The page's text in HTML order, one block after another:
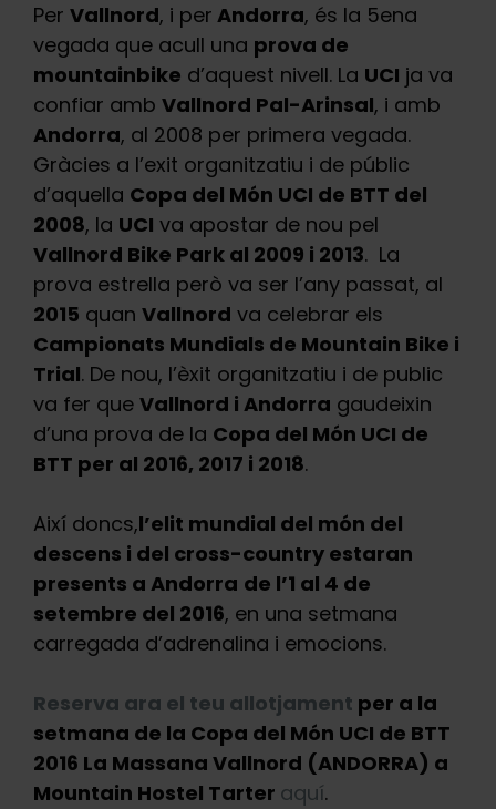
Per Vallnord, i per Andorra, és la 5ena
vegada que acull una prova de
mountainbike d’aquest nivell. La UCI ja va
confiar amb Vallnord Pal-Arinsal, i amb
Andorra, al 2008 per primera vegada.
Gràcies a l’exit organitzatiu i de públic
d’aquella Copa del Món UCI de BTT del
2008, la UCI va apostar de nou pel
Vallnord Bike Park al 2009 i 2013. La
prova estrella però va ser l’any passat, al
2015 quan Vallnord va celebrar els
Campionats Mundials de Mountain Bike i
Trial. De nou, l’èxit organitzatiu i de public
va fer que Vallnord i Andorra gaudeixin
d’una prova de la Copa del Món UCI de
BTT per al 2016, 2017 i 2018.
Així doncs,l’elit mundial del món del
descens i del cross-country estaran
presents a Andorra de l’1 al 4 de
setembre del 2016, en una setmana
carregada d’adrenalina i emocions.
Reserva ara el teu allotjament per a la
setmana de la Copa del Món UCI de BTT
2016 La Massana Vallnord (ANDORRA) a
Mountain Hostel Tarter aquí.